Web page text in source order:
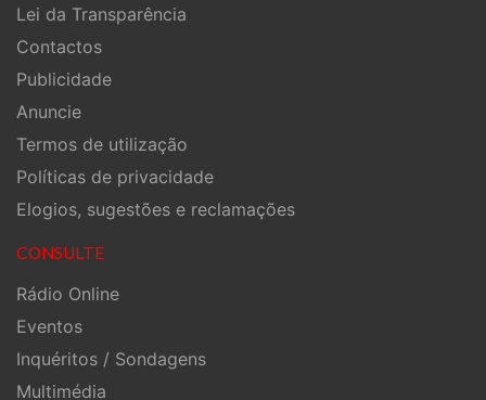
Lei da Transparência
Contactos
Publicidade
Anuncie
Termos de utilização
Políticas de privacidade
Elogios, sugestões e reclamações
CONSULTE
Rádio Online
Eventos
Inquéritos / Sondagens
Multimédia